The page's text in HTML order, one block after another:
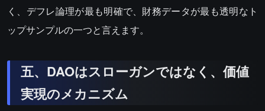
く、デフレ論理が最も明確で、財務データが最も透明なト
ップサンプルの一つと言えます。
五、DAOはスローガンではなく、価値
実現のメカニズム